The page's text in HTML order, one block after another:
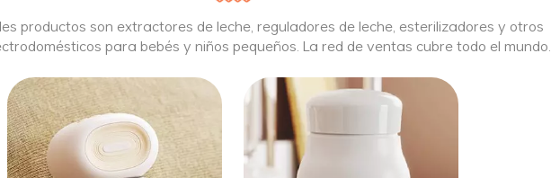
productos son extractores de leche, reguladores de leche, esterilizadores y otros
para bebés y niños pequeños. La red de ventas cubre todo el mundo.